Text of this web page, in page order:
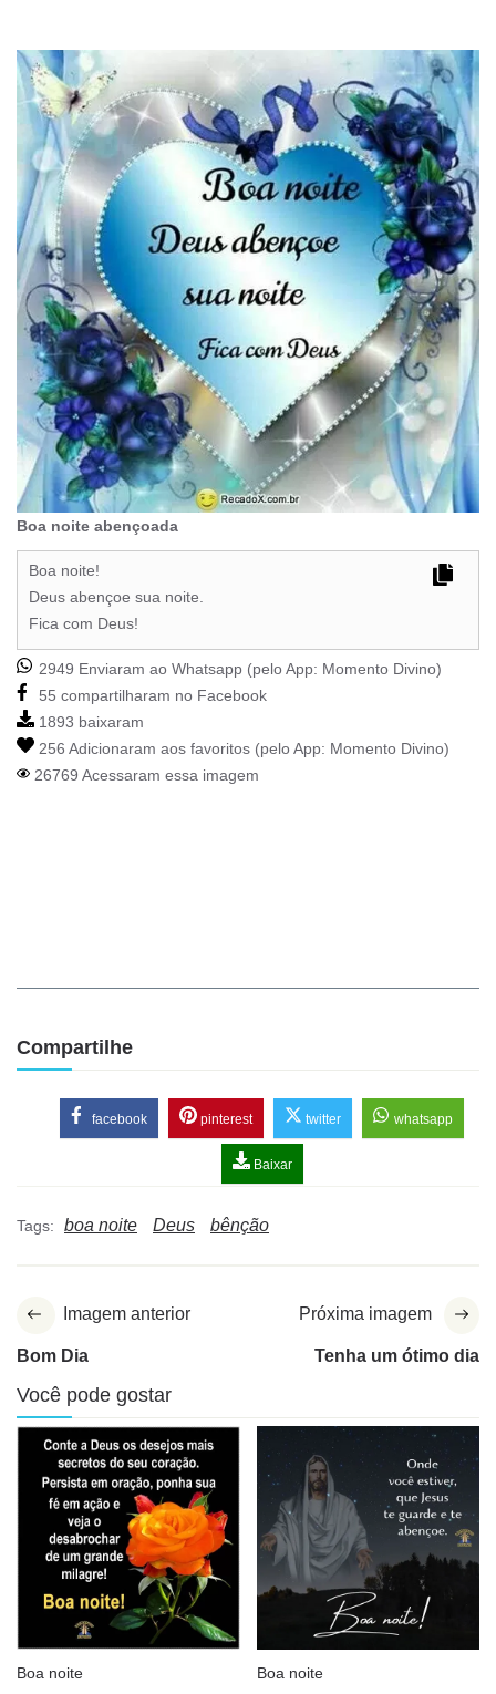
Boa noite abençoada
Boa noite!
Deus abençoe sua noite.
Fica com Deus!
2949 Enviaram ao Whatsapp (pelo App: Momento Divino)
55 compartilharam no Facebook
1893 baixaram
256 Adicionaram aos favoritos (pelo App: Momento Divino)
26769 Acessaram essa imagem
Compartilhe
facebook pinterest twitter whatsapp
Baixar
Tags: boa noite Deus bênção
Imagem anterior
Bom Dia
Próxima imagem
Tenha um ótimo dia
Você pode gostar
Boa noite Boa noite